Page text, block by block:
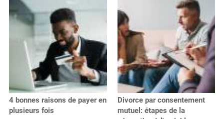
4 bonnes raisons de payer en
plusieurs fois
Divorce par consentement
mutuel: étapes de la